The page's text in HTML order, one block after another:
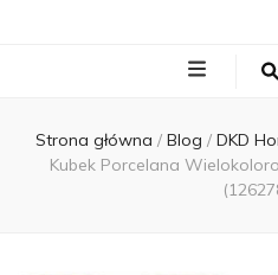
Strona główna / Blog / DKD
Kubek Porcelana